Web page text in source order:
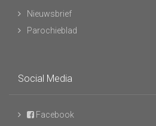
Nieuwsbrief
Parochieblad
Social Media
Facebook